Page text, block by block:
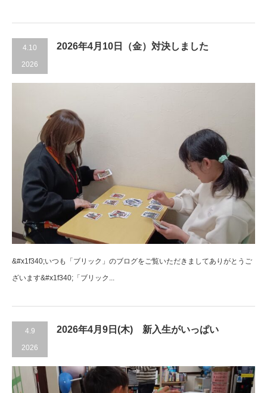
4.10
2026
2026年4月10日（金）対決しました
&#x1f340;いつも「ブリック」のブログをご覧いただきましてありがとうご
ざいます&#x1f340;「ブリック...
4.9
2026
2026年4月9日(木) 新入生がいっぱい